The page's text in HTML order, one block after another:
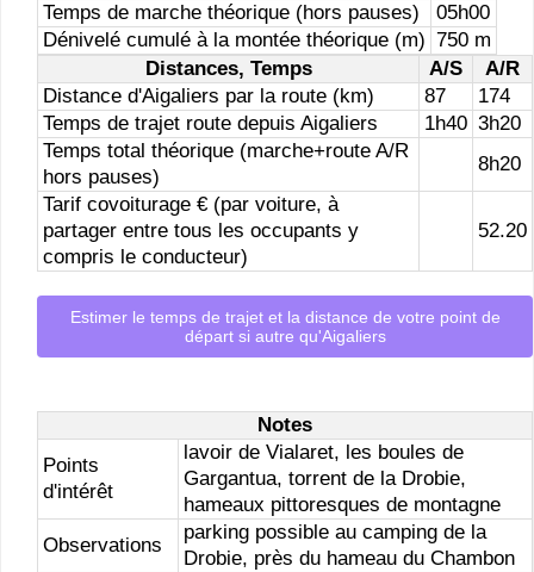
Temps de marche théorique (hors pauses)
05h00
Dénivelé cumulé à la montée théorique (m) 750 m
Distances, Temps
A/S
A/R
Distance d'Aigaliers par la route (km)
87
174
Temps de trajet route depuis Aigaliers
1h40 3h20
Temps total théorique (marche+route A/R
hors pauses)
8h20
Tarif covoiturage € (par voiture, à
partager entre tous les occupants y
compris le conducteur)
52.20
Estimer le temps de trajet et la distance de votre point de
départ si autre qu'Aigaliers
Notes
Points
d'intérêt
lavoir de Vialaret, les boules de
Gargantua, torrent de la Drobie,
hameaux pittoresques de montagne
Observations
parking possible au camping de la
Drobie, près du hameau du Chambon